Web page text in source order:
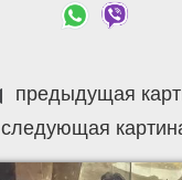
предыдущая
следующая